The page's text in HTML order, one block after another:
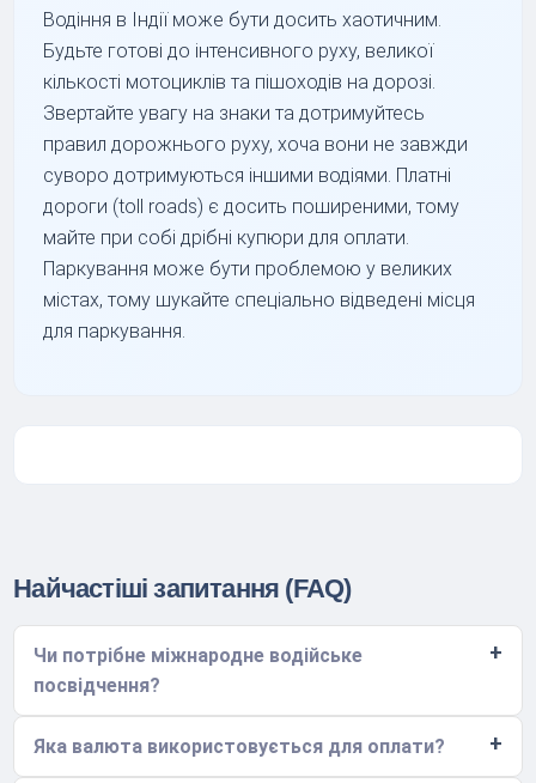
Водіння в Індії може бути досить хаотичним.
Будьте готові до інтенсивного руху, великої
кількості мотоциклів та пішоходів на дорозі.
Звертайте увагу на знаки та дотримуйтесь
правил дорожнього руху, хоча вони не завжди
суворо дотримуються іншими водіями. Платні
дороги (toll roads) є досить поширеними, тому
майте при собі дрібні купюри для оплати.
Паркування може бути проблемою у великих
містах, тому шукайте спеціально відведені місця
для паркування.
Найчастіші запитання (FAQ)
Чи потрібне міжнародне водійське
посвідчення?
Яка валюта використовується для оплати?